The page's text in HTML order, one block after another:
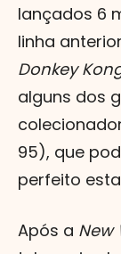
lançados 6
linha
Donkey
alguns dos
95), que
perfeito
Após a New